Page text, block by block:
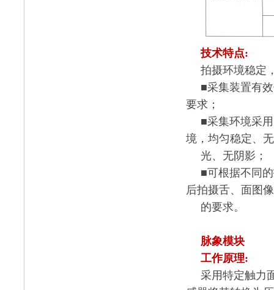
技术特点:
拍摄环境稳定
■采集装置有
要求；
■采集环境采
境，均匀稳定、
光、无阴影；
■可根据不同
后拍摄舌、面图像
的要求。
脉象模块
工作原理:
采用特定触力